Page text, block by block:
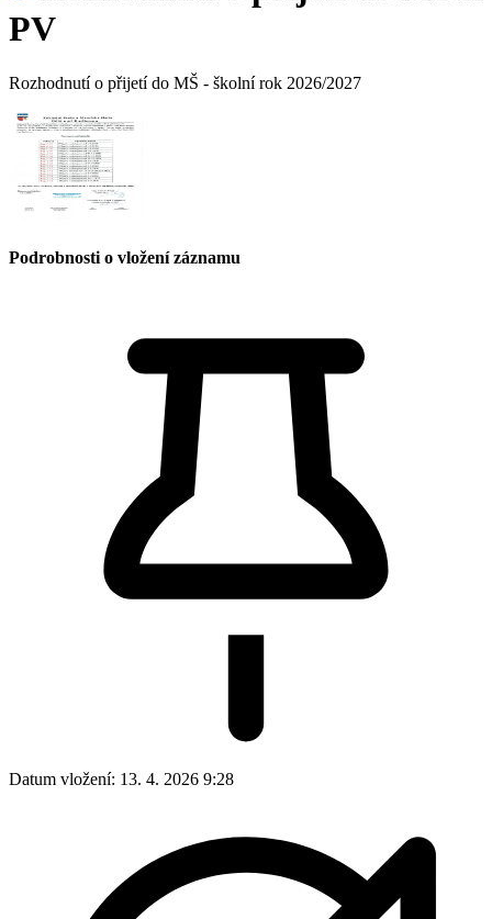
PV
Rozhodnutí o přijetí do MŠ - školní rok 2026/2027
Podrobnosti o vložení záznamu
Datum vložení: 13. 4. 2026 9:28